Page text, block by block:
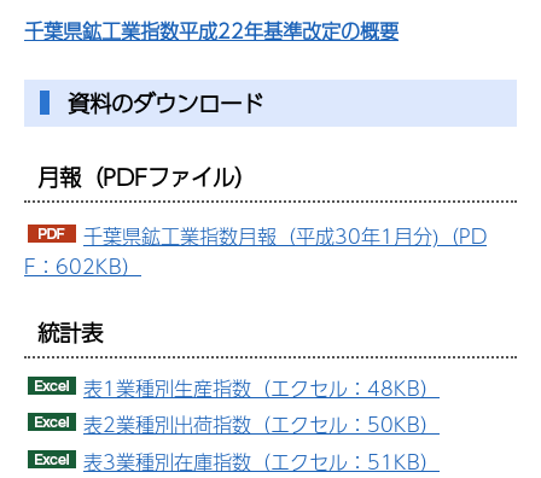
千葉県鉱工業指数平成22年基準改定の概要
資料のダウンロード
月報（PDFファイル）
千葉県鉱工業指数月報（平成30年1月分)（PD
F：602KB）
統計表
表1業種別生産指数（エクセル：48KB）
表2業種別出荷指数（エクセル：50KB）
表3業種別在庫指数（エクセル：51KB）